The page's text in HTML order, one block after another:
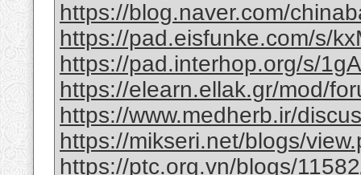
https://blog.naver.com/
https://pad.eisfunke.com/s/
https://pad.interhop.org/s/
https://elearn.ellak.gr/mod/
https://www.medherb.ir/
https://mikseri.net/blogs/
https://ptc.org.vn/blogs/